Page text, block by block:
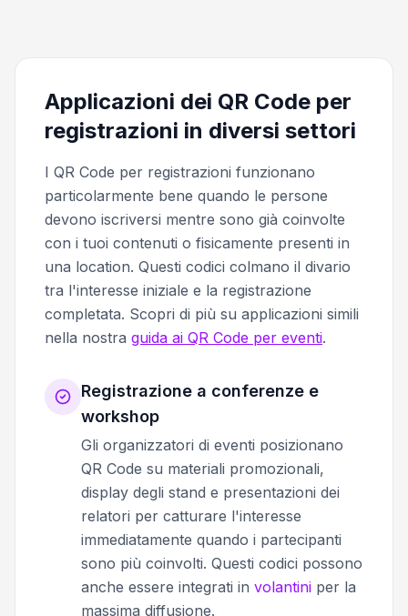
Applicazioni dei QR Code per
registrazioni in diversi settori
I QR Code per registrazioni funzionano
particolarmente bene quando le persone
devono iscriversi mentre sono già coinvolte
con i tuoi contenuti o fisicamente presenti in
una location. Questi codici colmano il divario
tra l'interesse iniziale e la registrazione
completata. Scopri di più su applicazioni simili
nella nostra guida ai QR Code per eventi.
Registrazione a conferenze e
workshop
Gli organizzatori di eventi posizionano
QR Code su materiali promozionali,
display degli stand e presentazioni dei
relatori per catturare l'interesse
immediatamente quando i partecipanti
sono più coinvolti. Questi codici possono
anche essere integrati in volantini per la
massima diffusione.